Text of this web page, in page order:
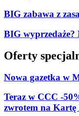
BIG zabawa z
BIG
Oferty
Nowa gazetka w
Teraz w CCC -
zwrotem na